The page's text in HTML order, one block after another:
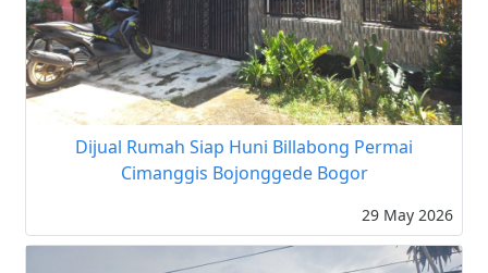
Dijual Rumah Siap Huni Billabong Permai
Cimanggis Bojonggede Bogor
29 May 2026